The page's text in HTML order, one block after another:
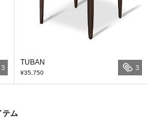
3
TUBAN
¥35,750
3
テム